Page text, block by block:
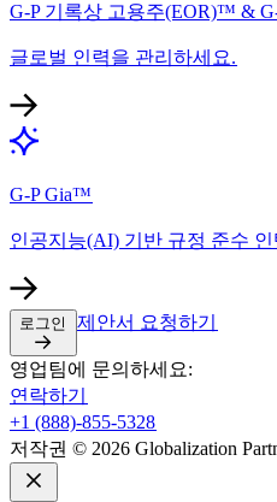
G-P 기록상 고용주(EOR)™ &
글로벌 인력을 관리하세요.​​
G-P Gia™​​
인공지능(AI) 기반 규정 준수
로그인​​ 제안서 요청하기​​
영업팀에 문의하세요:​​
연락하기​​
+1 (888)-855-5328​​
저작권 © 2026 Globalization